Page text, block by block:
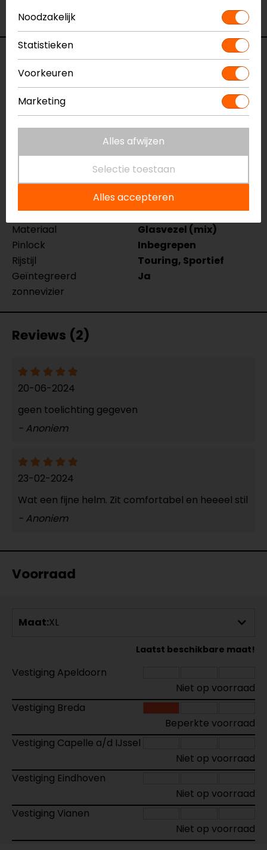
Bekijk onze andere
Specificaties
Naam
EXO-1400 EVO AIR
114-384
Mat Grijs-Wit
Certificering
ECE 22.06
Universeel voorbereid
Kinbandsluiting
Dubbel-D
Materiaal
Glasvezel (mix)
Pinlock
Inbegrepen
Rijstijl
Touring, Sportief
Geïntegreerd
zonnevizier
Ja
Reviews (2)
20-06-2024
geen toelichting gegeven
- Anoniem
23-02-2024
Wat een fijne helm. Zit comfortabel en heeeel stil
- Anoniem
Voorraad
Maat:XL
Laatst beschikbare maat!
Vestiging Apeldoorn
Niet op voorraad
Vestiging Breda
Beperkte voorraad
Vestiging Capelle a/d IJssel
Niet op voorraad
Vestiging Eindhoven
Niet op voorraad
Vestiging Vianen
Niet op voorraad
Noodzakelijk
Statistieken
Voorkeuren
Marketing
Alles afwijzen
Selectie toestaan
Alles accepteren